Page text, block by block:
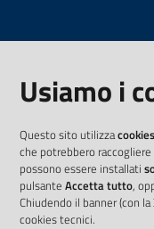
Usiamo i
Questo sito utilizza
che potrebbero
possono essere installati
pulsante Accetta tutto,
Chiudendo il banner (con
cookies tecnici.